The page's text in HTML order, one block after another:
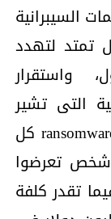
السيبرانية
تمتد لتهدد
واستقرار
التى تشير
إلى أن العالم يشهد هجمة فدية ransomware كل
من 300 مليون شخص تعرضوا
خلال عام 2023، فيما تقدر كلفة